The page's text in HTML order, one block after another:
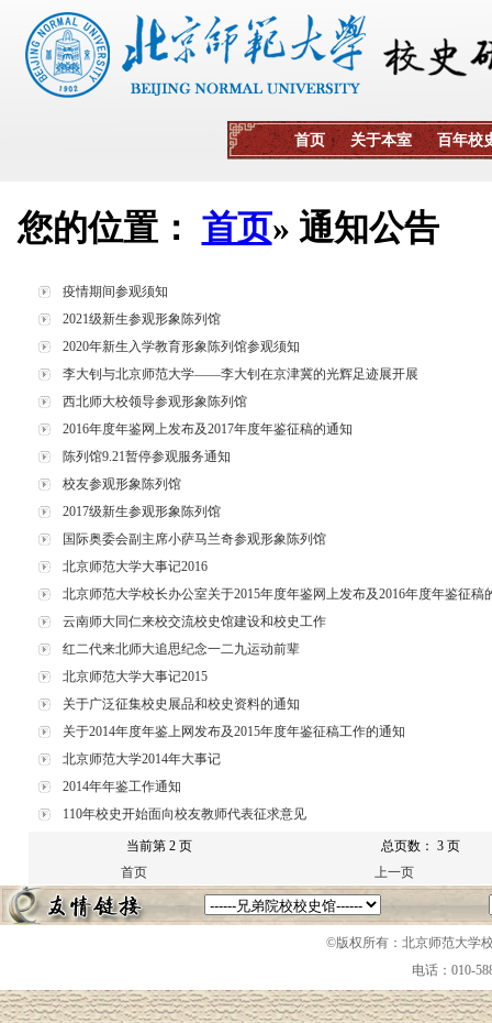
您的位置： 首页» 通知公告
疫情期间参观须知
2021级新生参观形象陈列馆
2020年新生入学教育形象陈列馆参观须知
李大钊与北京师范大学——李大钊在京津冀的光辉足迹展开展
西北师大校领导参观形象陈列馆
2016年度年鉴网上发布及2017年度年鉴征稿的通知
陈列馆9.21暂停参观服务通知
校友参观形象陈列馆
2017级新生参观形象陈列馆
国际奥委会副主席小萨马兰奇参观形象陈列馆
北京师范大学大事记2016
北京师范大学校长办公室关于2015年度年鉴网上发布及2016年度年鉴征稿
云南师大同仁来校交流校史馆建设和校史工作
红二代来北师大追思纪念一二九运动前辈
北京师范大学大事记2015
关于广泛征集校史展品和校史资料的通知
关于2014年度年鉴上网发布及2015年度年鉴征稿工作的通知
北京师范大学2014年大事记
2014年年鉴工作通知
110年校史开始面向校友教师代表征求意见
当前第 2 页
总页数： 3 页
首页
上一页
©版权所有：北京师范大学
电话：010-